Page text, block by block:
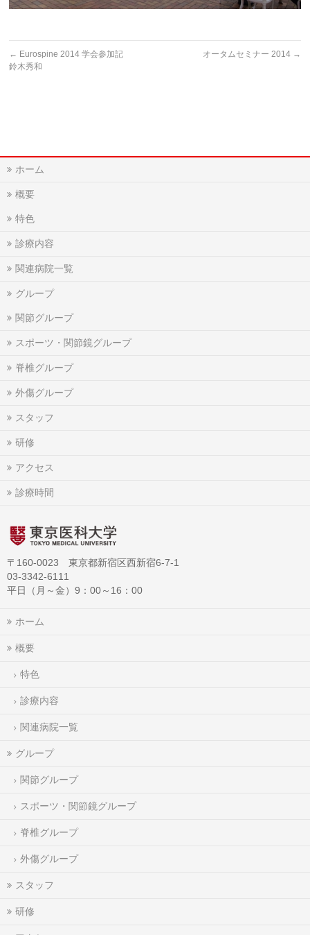
← Eurospine 2014 学会参加記
鈴木秀和
オータムセミナー 2014 →
ホーム
概要
特色
診療内容
関連病院一覧
グループ
関節グループ
スポーツ・関節鏡グループ
脊椎グループ
外傷グループ
スタッフ
研修
アクセス
診療時間
〒160-0023 東京都新宿区西新宿6-7-1
03-3342-6111
平日（月～金）9：00～16：00
ホーム
概要
特色
診療内容
関連病院一覧
グループ
関節グループ
スポーツ・関節鏡グループ
脊椎グループ
外傷グループ
スタッフ
研修